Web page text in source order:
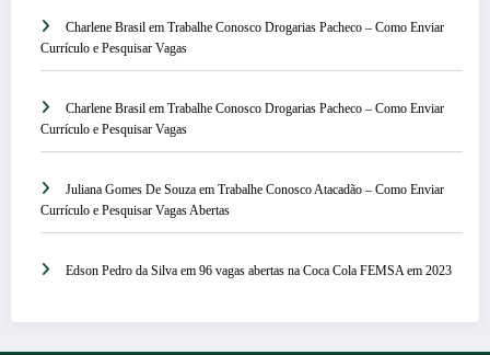
Charlene Brasil em Trabalhe Conosco Drogarias Pacheco – Como Enviar
Currículo e Pesquisar Vagas
Charlene Brasil em Trabalhe Conosco Drogarias Pacheco – Como Enviar
Currículo e Pesquisar Vagas
Juliana Gomes De Souza em Trabalhe Conosco Atacadão – Como Enviar
Currículo e Pesquisar Vagas Abertas
Edson Pedro da Silva em 96 vagas abertas na Coca Cola FEMSA em 2023